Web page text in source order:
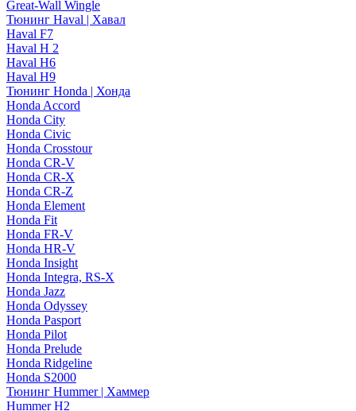
Great-Wall Wingle
Тюнинг Haval | Хавал
Haval F7
Haval H 2
Haval H6
Haval H9
Тюнинг Honda | Хонда
Honda Accord
Honda City
Honda Civic
Honda Crosstour
Honda CR-V
Honda CR-X
Honda CR-Z
Honda Element
Honda Fit
Honda FR-V
Honda HR-V
Honda Insight
Honda Integra, RS-X
Honda Jazz
Honda Odyssey
Honda Pasport
Honda Pilot
Honda Prelude
Honda Ridgeline
Honda S2000
Тюнинг Hummer | Хаммер
Hummer H2